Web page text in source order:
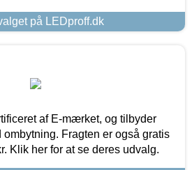
på LEDproff.dk
af E-mærket, og tilbyder
Fragten er også gratis
Klik her for at se deres udvalg.